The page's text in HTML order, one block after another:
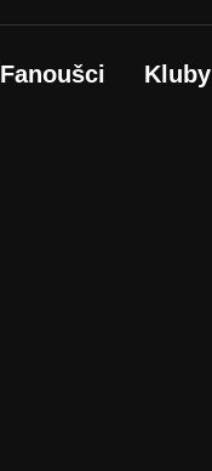
Fanoušci Kluby